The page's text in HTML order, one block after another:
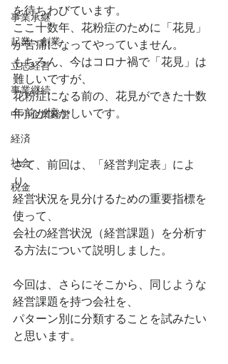
事業承継
起業・創業
立志経営
事業継続
中小企業経営
経済
社会
税金
を待ちわびています。
ここ十数年、花粉症のために「花見」
が苦痛になってやっていません。
もちろん、今はコロナ禍で「花見」は
難しいですが、
花粉症になる前の、花見ができた十数
年前が懐かしいです。
さて、前回は、「経営判定表」によ
り、
経営状況を見分けるための重要指標を
使って、
会社の経営状況（経営課題）を分析す
る方法について説明しました。
今回は、さらにそこから、同じような
経営課題を持つ会社を、
パターン別に分類することを試みたい
と思います。